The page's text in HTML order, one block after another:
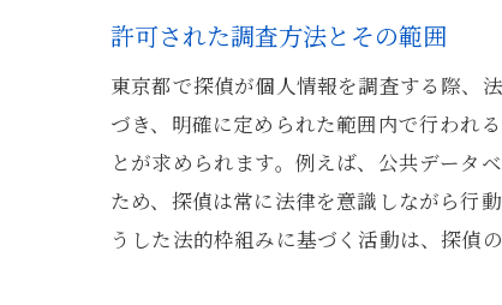
許可された調査方法とその範囲
東京都で探偵が個人情報を調査する際、
づき、明確に定められた範囲内で行われ
とが求められます。例えば、公共データ
ため、探偵は常に法律を意識しながら行
うした法的枠組みに基づく活動は、探偵